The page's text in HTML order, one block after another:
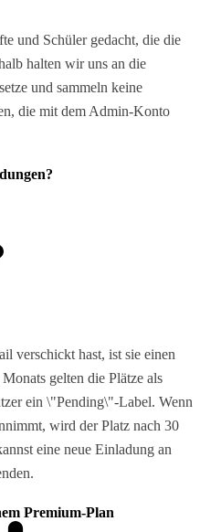
und Schüler gedacht, die die
halten wir uns an die
und sammeln keine
die mit dem Admin-Konto
verschickt hast, ist sie einen
gelten die Plätze als
ein \"Pending\"-Label. Wenn
wird der Platz nach 30
eine neue Einladung an
Premium-Plan